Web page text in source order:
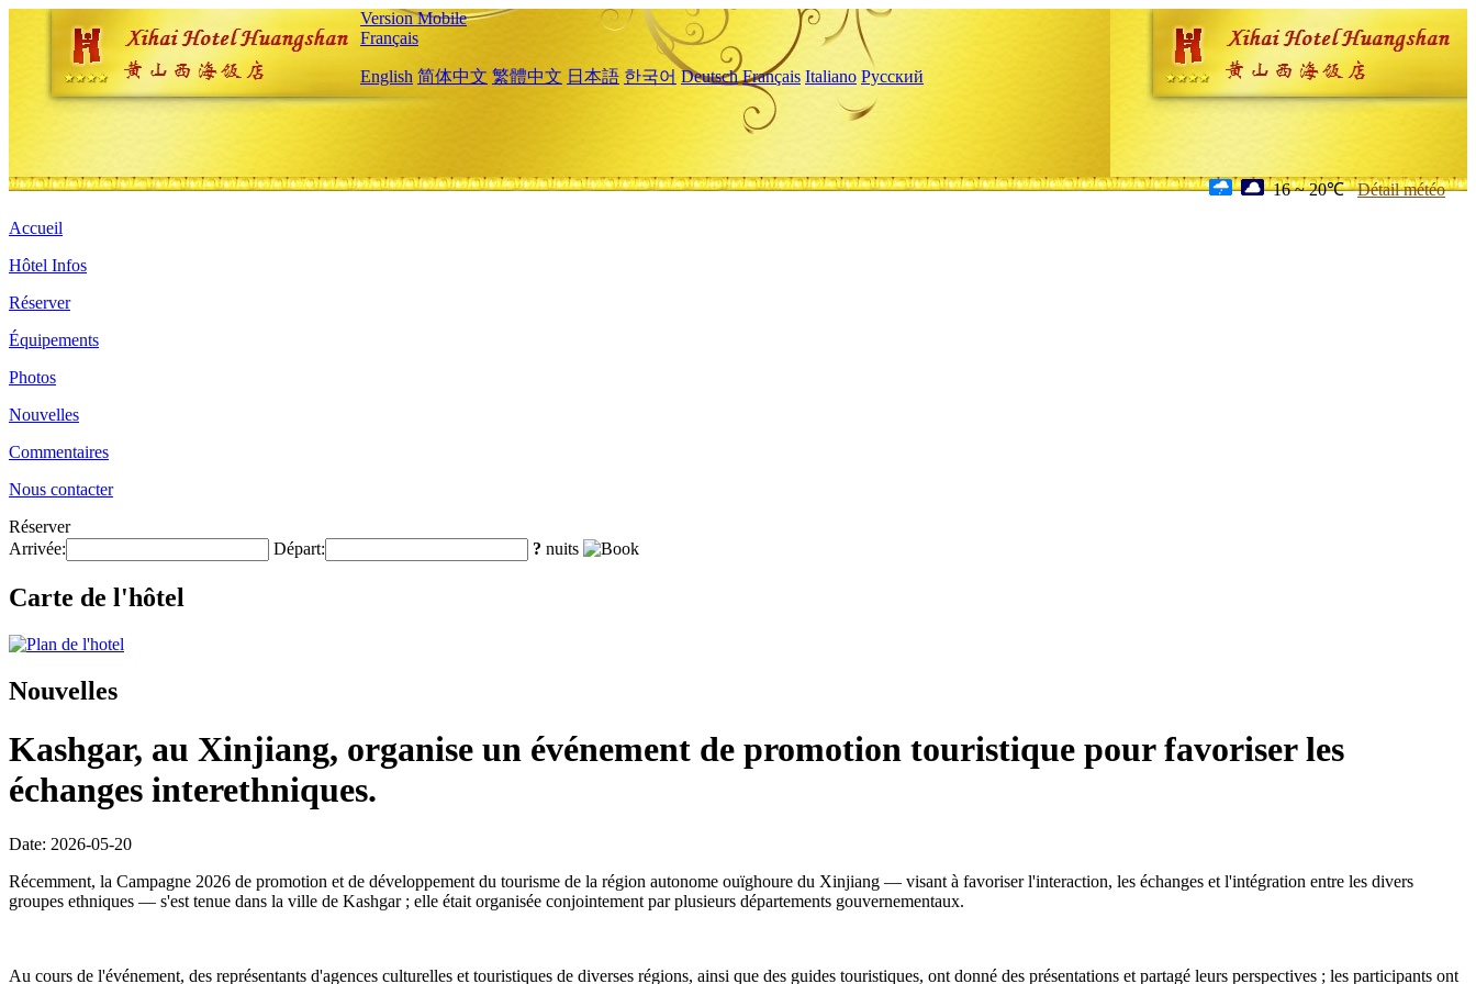
Version Mobile
Français
English 简体中文 繁體中文 日本語 한국어 Deutsch Français Italiano Русский
16 ~ 20℃ Détail météo
Accueil
Hôtel Infos
Réserver
Équipements
Photos
Nouvelles
Commentaires
Nous contacter
Réserver
Arrivée:
Départ: ? nuits
Carte de l'hôtel
Nouvelles
Kashgar, au Xinjiang, organise un événement de promotion touristique pour favoriser les
échanges interethniques.
Date: 2026-05-20
Récemment, la Campagne 2026 de promotion et de développement du tourisme de la région autonome ouïghoure du Xinjiang — visant à favoriser l'interaction, les échanges et l'intégration entre les divers
groupes ethniques — s'est tenue dans la ville de Kashgar ; elle était organisée conjointement par plusieurs départements gouvernementaux.
Au cours de l'événement, des représentants d'agences culturelles et touristiques de diverses régions, ainsi que des guides touristiques, ont donné des présentations et partagé leurs perspectives ; les participants ont